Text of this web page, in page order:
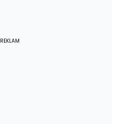
REKLAM